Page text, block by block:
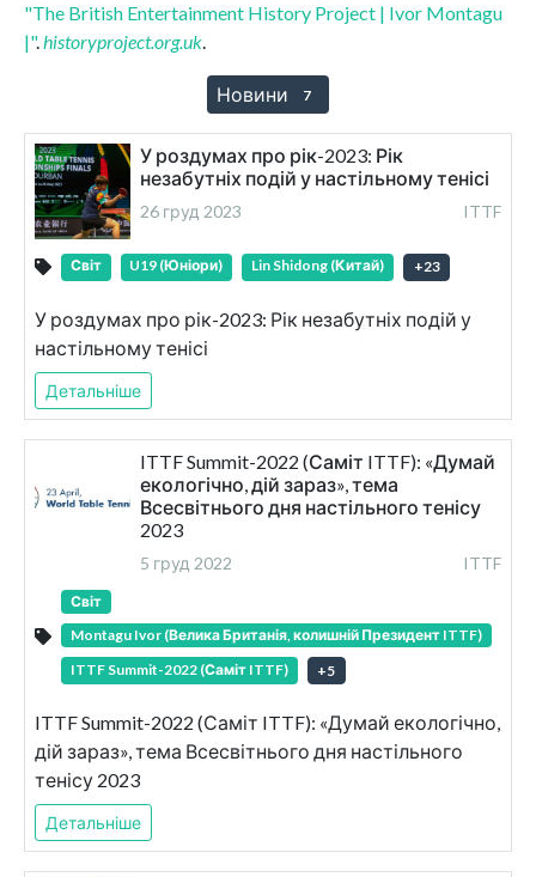
"The British Entertainment History Project | Ivor Montagu
|".historyproject.org.uk.
Новини 7
У роздумах про рік-2023: Рік
незабутніх подій у настільному тенісі
26 груд 2023 ITTF
Світ U19 (Юніори) Lin Shidong (Китай) +23
У роздумах про рік-2023: Рік незабутніх подій у
настільному тенісі
Детальніше
ITTF Summit-2022 (Саміт ITTF): «Думай
екологічно, дій зараз», тема
Всесвітнього дня настільного тенісу
2023
5 груд 2022 ITTF
Світ
Montagu Ivor (Велика Британія, колишній Президент ITTF)
ITTF Summit-2022 (Саміт ITTF)
+5
ITTF Summit-2022 (Саміт ITTF): «Думай екологічно,
дій зараз», тема Всесвітнього дня настільного
тенісу 2023
Детальніше